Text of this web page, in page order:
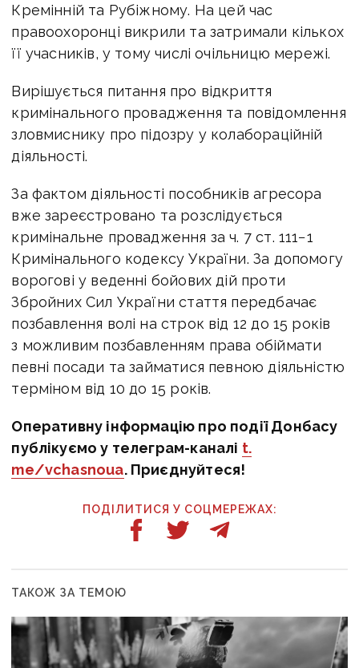
Кремінній та Рубіжному. На цей час
правоохоронці викрили та затримали кількох
її учасників, у тому числі очільницю мережі.
Вирішується питання про відкриття
кримінального провадження та повідомлення
зловмиснику про підозру у колабораційній
діяльності.
За фактом діяльності пособників агресора
вже зареєстровано та розслідується
кримінальне провадження за ч. 7 ст. 111−1
Кримінального кодексу України. За допомогу
ворогові у веденні бойових дій проти
Збройних Сил України стаття передбачає
позбавлення волі на строк від 12 до 15 років
з можливим позбавленням права обіймати
певні посади та займатися певною діяльністю
терміном від 10 до 15 років.
Оперативну інформацію про події Донбасу
публікуємо у телеграм-каналі t.
me/vchasnoua. Приєднуйтеся!
ПОДІЛИТИСЯ У СОЦМЕРЕЖАХ:
ТАКОЖ ЗА ТЕМОЮ